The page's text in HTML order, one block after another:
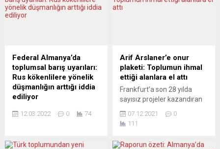
ordusu Airbus uçağı ile
destek vererek yaklaşık 50
Thüringen ve Saksonya
eyaletlerinden yoğun bakım
hastaları diğer eyaletlere
taşındı. Tagesschau haber
portalında yer alan...
grevle birleştirildi. Kadın
talepler ve grev damgasını
vurdu. Sendika
merkezinden grev...
Federal Almanya’da
toplumsal barış uyarıları:
Rus kökenlilere yönelik
düşmanlığın arttığı iddia
ediliyor
ile başlayan savaş devam
12.03.2022 0 74
Arif Arslaner’e onur
plaketi: Toplumun ihmal
ettiği alanlara el attı
Frankfurt’a son 28 yılda
sayısız projeler kazandıran
kurucusu Arif Arslaner,
kentin onur plaketiyle
07.12.2021
0
111